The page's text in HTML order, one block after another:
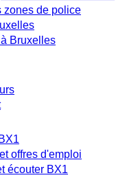
zones de police
Bruxelles
offres d'emploi
écouter BX1